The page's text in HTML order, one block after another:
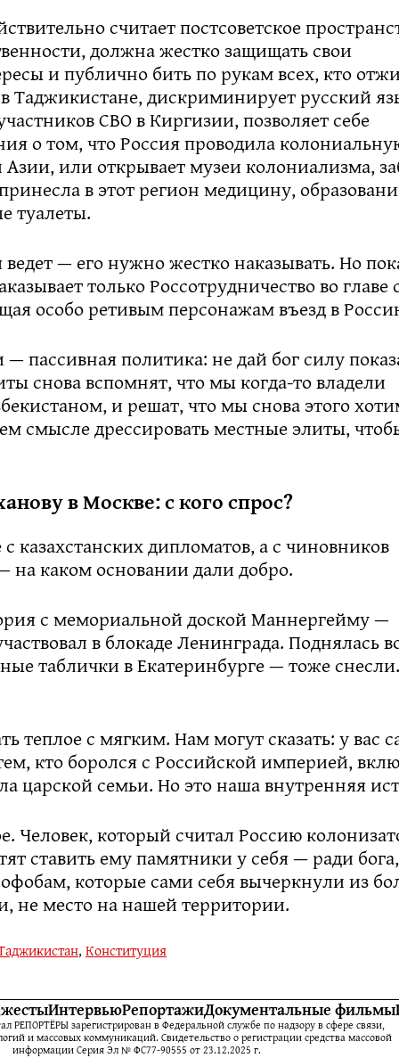
считает постсоветское
должна жестко защищать свои
и публично бить по рукам всех, кто
Таджикистане, дискриминирует русский
СВО в Киргизии, позволяет себе
о том, что Россия проводила
или открывает музеи колониализма,
в этот регион медицину,
туалеты.
ведет — его нужно жестко наказывать. Но
только Россотрудничество во главе
особо ретивым персонажам въезд в
— пассивная политика: не дай бог силу
снова вспомнят, что мы когда-то владели
и решат, что мы снова этого
смысле дрессировать местные элиты,
в Москве: с кого спрос?
казахстанских дипломатов, а с чиновников
на каком основании дали добро.
с мемориальной доской Маннергейму —
в блокаде Ленинграда. Поднялась
таблички в Екатеринбурге — тоже снесли.
теплое с мягким. Нам могут сказать: у вас
кто боролся с Российской империей,
царской семьи. Но это наша внутренняя
Человек, который считал Россию
ставить ему памятники у себя — ради бога,
которые сами себя вычеркнули из
не место на нашей территории.
, Конституция
ИнтервьюРепортажиДокументальные фильмы
РЕПОРТЁРЫ зарегистрирован в Федеральной службе по надзору в сфере связи,
и массовых коммуникаций. Свидетельство о регистрации средства массовой
информации Серия Эл № ФС77-90555 от 23.12.2025 г.